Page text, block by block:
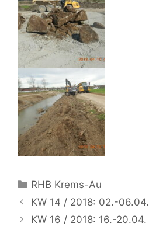
Kategorien
RHB Krems-Au
KW 14 / 2018: 02.-06.04.
KW 16 / 2018: 16.-20.04.